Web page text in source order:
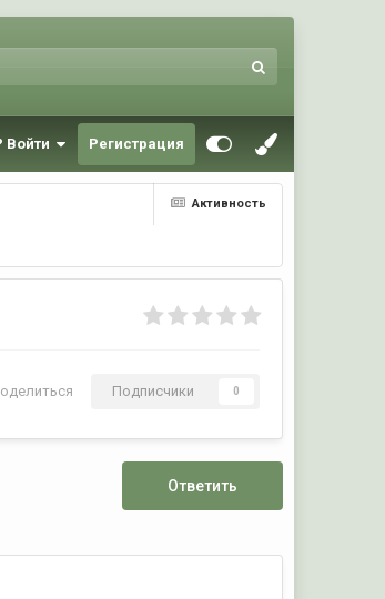
Войти Регистрация
Активность
Подписчики 0
Ответить